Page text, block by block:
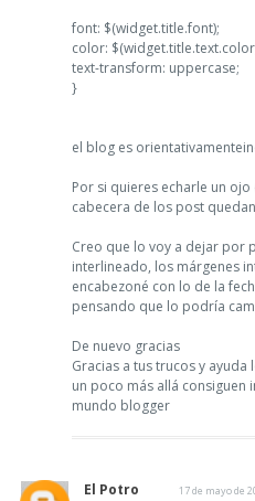
font: $(widget.title.font);
color:
text-transform: uppercase;
}
el blog es
Por si quieres echarle un
cabecera de los post
Creo que lo voy a dejar por
interlineado, los márgenes
encabezoné con lo de la
pensando que lo podría
De nuevo gracias
Gracias a tus trucos y
un poco más allá consiguen
mundo blogger
El Potro 17 de mayo de